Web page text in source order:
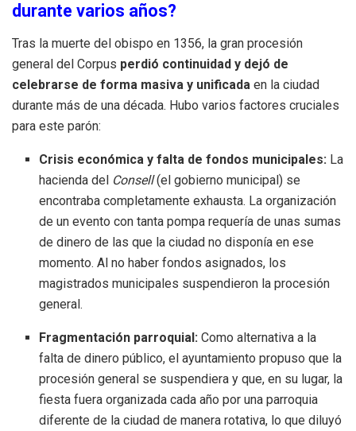
durante varios años?
Tras la muerte del obispo en 1356, la gran procesión
general del Corpus perdió continuidad y dejó de
celebrarse de forma masiva y unificada en la ciudad
durante más de una década. Hubo varios factores cruciales
para este parón:
Crisis económica y falta de fondos municipales: La
hacienda del Consell(el gobierno municipal) se
encontraba completamente exhausta. La organización
de un evento con tanta pompa requería de unas sumas
de dinero de las que la ciudad no disponía en ese
momento.Al no haber fondos asignados, los
magistrados municipales suspendieron la procesión
general.
Fragmentación parroquial: Como alternativa a la
falta de dinero público, el ayuntamiento propuso que la
procesión general se suspendiera y que, en su lugar, la
fiesta fuera organizada cada año por una parroquia
diferente de la ciudad de manera rotativa, lo que diluyó